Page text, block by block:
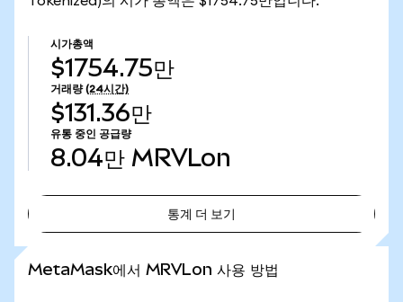
시가총액
$1754.75만
거래량 (24시간)
$131.36만
유통 중인 공급량
8.04만 MRVLon
통계 더 보기
MetaMask에서 MRVLon 사용 방법